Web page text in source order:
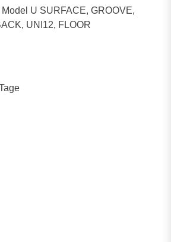
U SURFACE, GROOVE,
UNI12, FLOOR